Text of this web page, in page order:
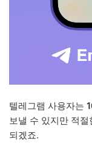
텔레그램 사용자는
보낼 수 있지만 적
되겠죠.